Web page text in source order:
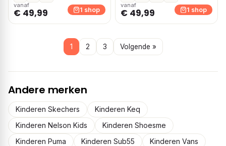
vanaf
€ 49,99 1 shop
vanaf
€ 49,99 1 shop
1 2 3 Volgende »
Andere merken
Kinderen Skechers
Kinderen Keq
Kinderen Nelson Kids
Kinderen Shoesme
Kinderen Puma
Kinderen Sub55
Kinderen Vans